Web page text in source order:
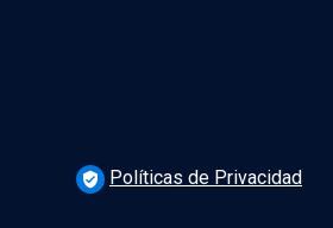
verified_user Políticas de Privacidad